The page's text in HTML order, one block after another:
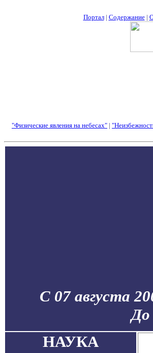
Портал| Содержание|
"Физические явления на небесах" |
С 07 августа
До
НАУКА